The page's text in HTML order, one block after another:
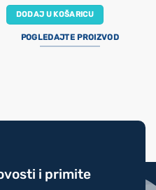
DODAJ U KOŠARICU
POGLEDAJTE PROIZVOD
i primite